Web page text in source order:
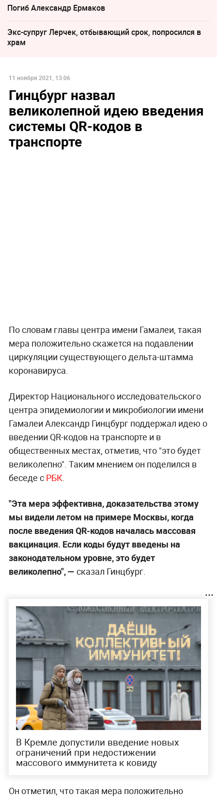
Погиб Александр Ермаков
Экс-супруг Лерчек, отбывающий срок, попросился в
храм
11 ноября 2021, 13:06
Гинцбург назвал
великолепной идею введения
системы QR-кодов в
транспорте
По словам главы центра имени Гамалеи, такая
мера положительно скажется на подавлении
циркуляции существующего дельта-штамма
коронавируса.
Директор Национального исследовательского
центра эпидемиологии и микробиологии имени
Гамалеи Александр Гинцбург поддержал идею о
введении QR-кодов на транспорте и в
общественных местах, отметив, что "это будет
великолепно". Таким мнением он поделился в
беседе с РБК.
"Эта мера эффективна, доказательства этому
мы видели летом на примере Москвы, когда
после введения QR-кодов началась массовая
вакцинация. Если коды будут введены на
законодательном уровне, это будет
великолепно", — сказал Гинцбург.
В Кремле допустили введение новых
ограничений при недостижении
массового иммунитета к ковиду
Он отметил, что такая мера положительно